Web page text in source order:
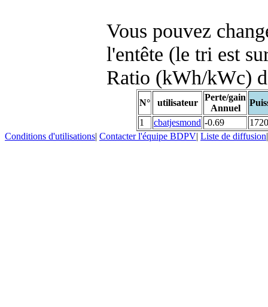
Vous pouvez
l'entête (le tri est
Ratio (kWh/kWc)
N° utilisateur
Perte/gain
Annuel
1
cbatjesmond -0.69
1720
Conditions d'utilisations| Contacter l'équipe BDPV| Liste de diffusion